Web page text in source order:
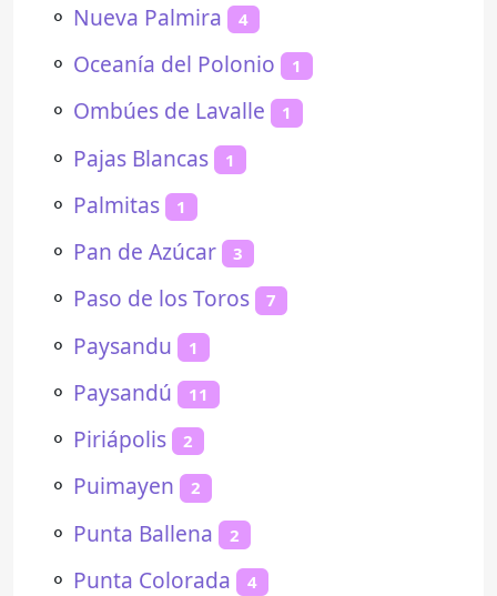
⚬ Nueva Palmira 4
⚬ Oceanía del Polonio 1
⚬ Ombúes de Lavalle 1
⚬ Pajas Blancas 1
⚬ Palmitas 1
⚬ Pan de Azúcar 3
⚬ Paso de los Toros 7
⚬ Paysandu 1
⚬ Paysandú 11
⚬ Piriápolis 2
⚬ Puimayen 2
⚬ Punta Ballena 2
⚬ Punta Colorada 4